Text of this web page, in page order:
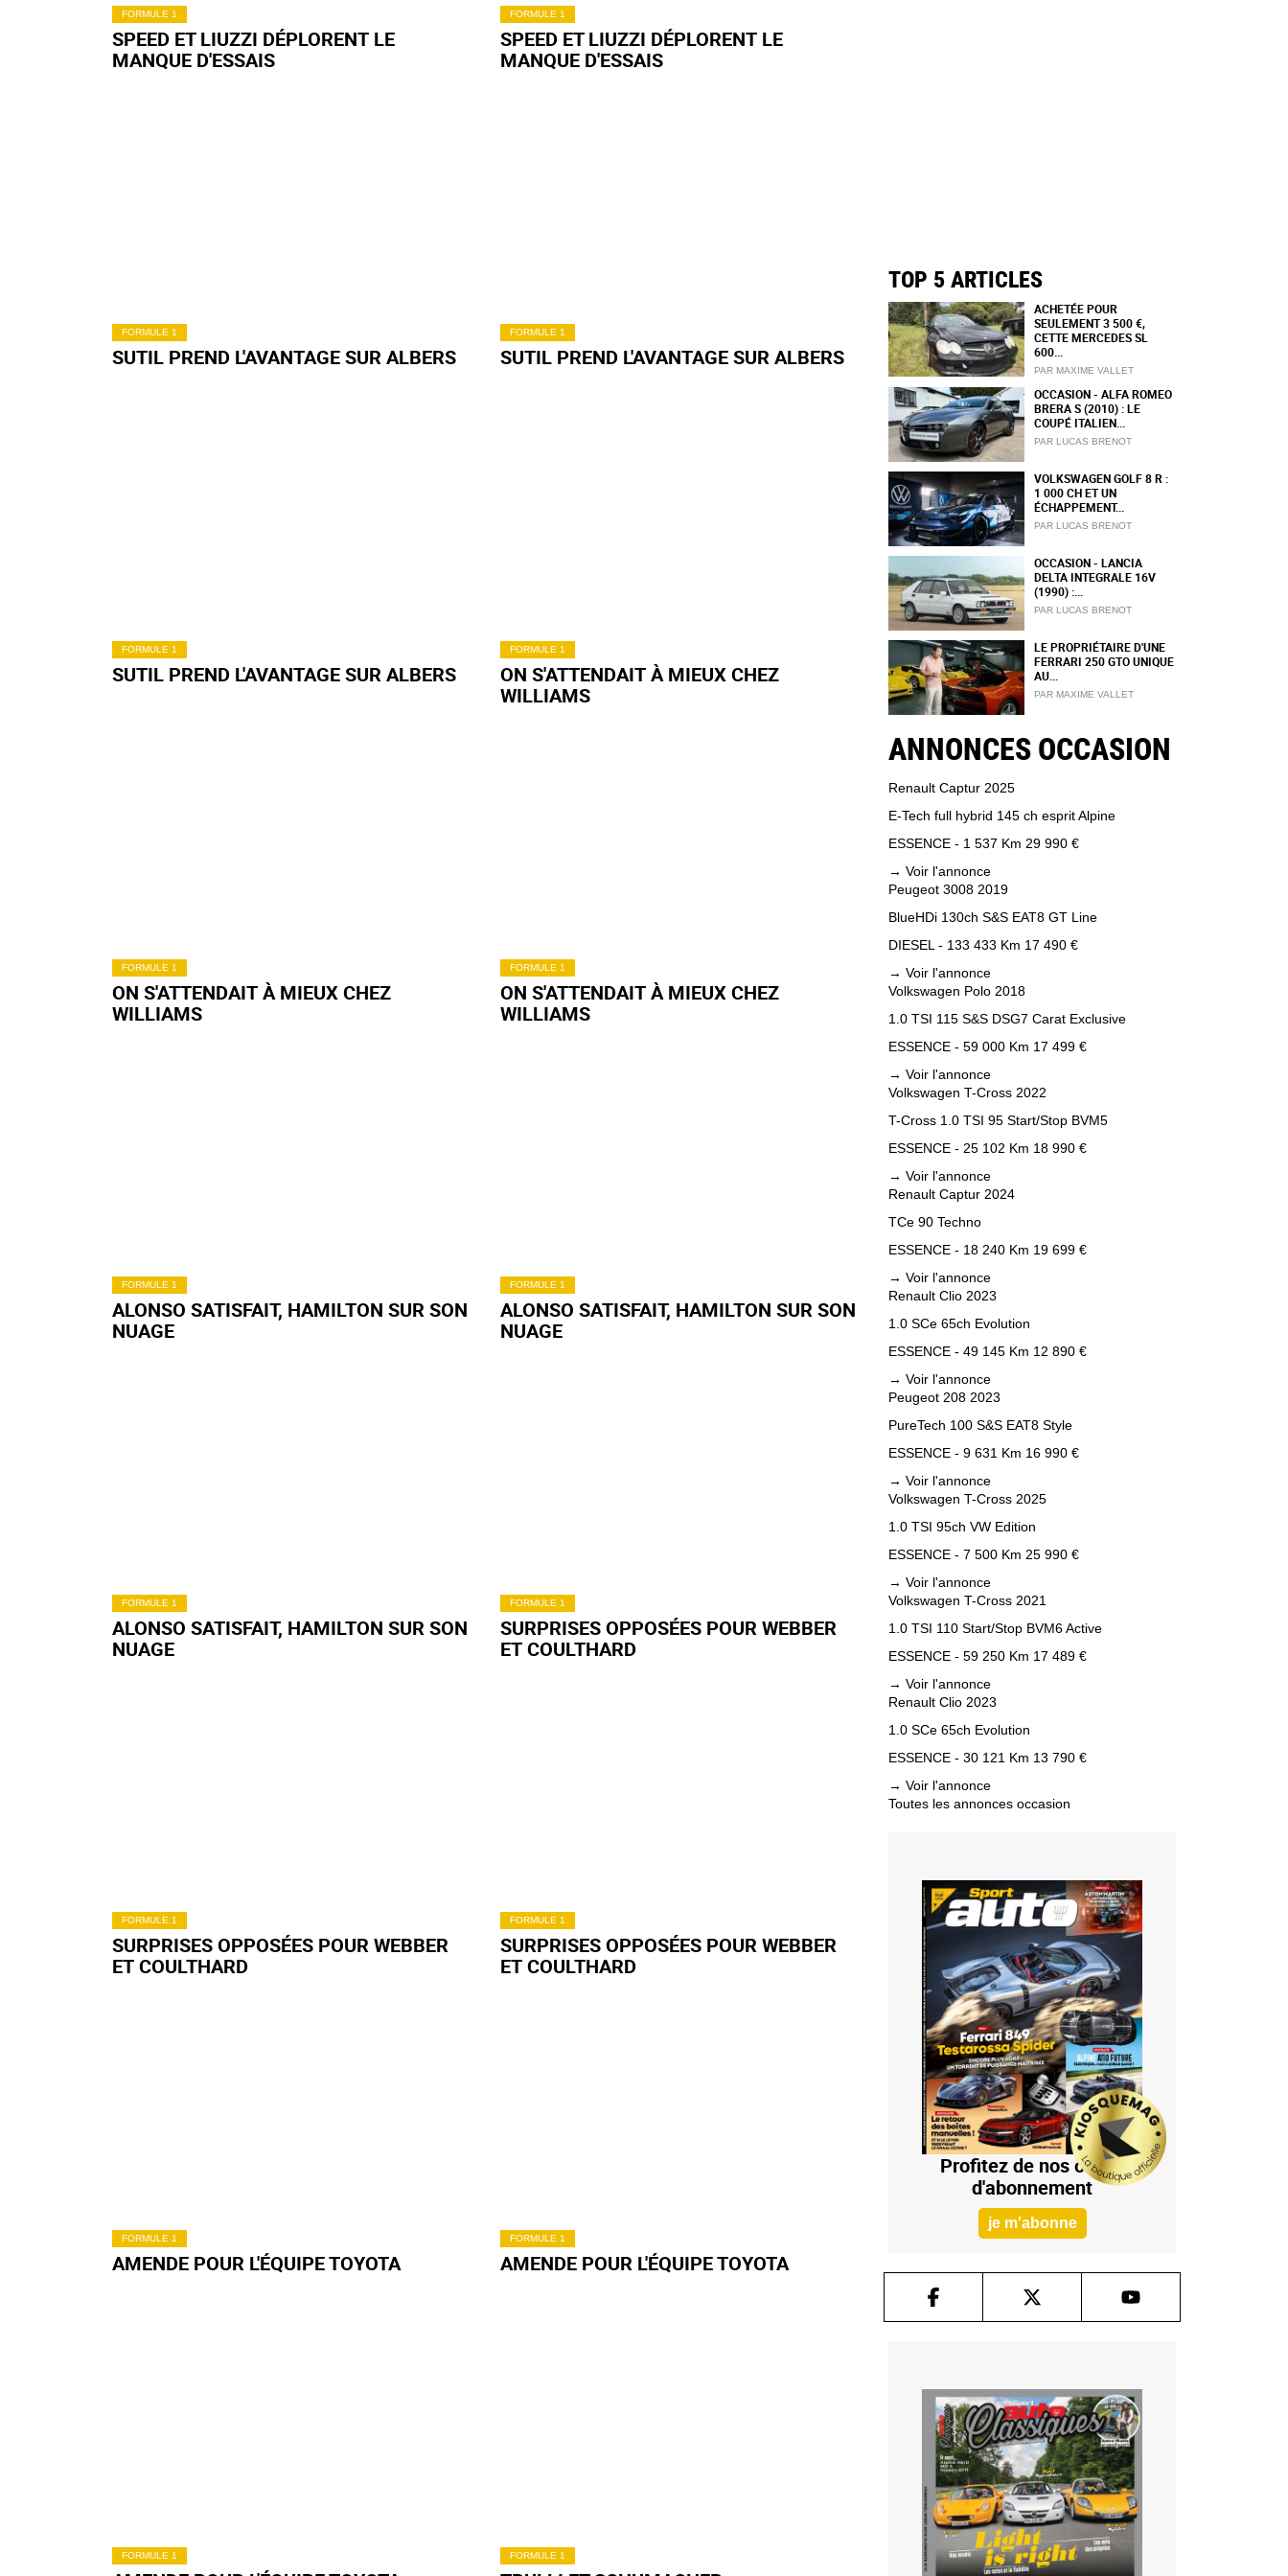
FORMULE 1
SPEED ET LIUZZI DÉPLORENT LE
MANQUE D'ESSAIS
FORMULE 1
SPEED ET LIUZZI DÉPLORENT LE
MANQUE D'ESSAIS
FORMULE 1
SUTIL PREND L'AVANTAGE SUR ALBERS
FORMULE 1
SUTIL PREND L'AVANTAGE SUR ALBERS
FORMULE 1
SUTIL PREND L'AVANTAGE SUR ALBERS
FORMULE 1
ON S'ATTENDAIT À MIEUX CHEZ
WILLIAMS
FORMULE 1
ON S'ATTENDAIT À MIEUX CHEZ
WILLIAMS
FORMULE 1
ON S'ATTENDAIT À MIEUX CHEZ
WILLIAMS
FORMULE 1
ALONSO SATISFAIT, HAMILTON SUR SON
NUAGE
FORMULE 1
ALONSO SATISFAIT, HAMILTON SUR SON
NUAGE
FORMULE 1
ALONSO SATISFAIT, HAMILTON SUR SON
NUAGE
FORMULE 1
SURPRISES OPPOSÉES POUR WEBBER
ET COULTHARD
FORMULE 1
SURPRISES OPPOSÉES POUR WEBBER
ET COULTHARD
FORMULE 1
SURPRISES OPPOSÉES POUR WEBBER
ET COULTHARD
FORMULE 1
AMENDE POUR L'ÉQUIPE TOYOTA
FORMULE 1
AMENDE POUR L'ÉQUIPE TOYOTA
FORMULE 1 FORMULE 1
TOP 5 ARTICLES
ACHETÉE POUR
SEULEMENT 3 500 €,
CETTE MERCEDES SL
600...
PAR MAXIME VALLET
OCCASION - ALFA ROMEO
BRERA S (2010) : LE
COUPÉ ITALIEN...
PAR LUCAS BRENOT
VOLKSWAGEN GOLF 8 R :
1 000 CH ET UN
ÉCHAPPEMENT...
PAR LUCAS BRENOT
OCCASION - LANCIA
DELTA INTEGRALE 16V
(1990) :...
PAR LUCAS BRENOT
LE PROPRIÉTAIRE D'UNE
FERRARI 250 GTO UNIQUE
AU...
PAR MAXIME VALLET
ANNONCES OCCASION
Renault Captur 2025
E-Tech full hybrid 145 ch esprit Alpine
ESSENCE - 1 537 Km 29 990 €
→ Voir l'annonce
Peugeot 3008 2019
BlueHDi 130ch S&S EAT8 GT Line
DIESEL - 133 433 Km 17 490 €
→ Voir l'annonce
Volkswagen Polo 2018
1.0 TSI 115 S&S DSG7 Carat Exclusive
ESSENCE - 59 000 Km 17 499 €
→ Voir l'annonce
Volkswagen T-Cross 2022
T-Cross 1.0 TSI 95 Start/Stop BVM5
ESSENCE - 25 102 Km 18 990 €
→ Voir l'annonce
Renault Captur 2024
TCe 90 Techno
ESSENCE - 18 240 Km 19 699 €
→ Voir l'annonce
Renault Clio 2023
1.0 SCe 65ch Evolution
ESSENCE - 49 145 Km 12 890 €
→ Voir l'annonce
Peugeot 208 2023
PureTech 100 S&S EAT8 Style
ESSENCE - 9 631 Km 16 990 €
→ Voir l'annonce
Volkswagen T-Cross 2025
1.0 TSI 95ch VW Edition
ESSENCE - 7 500 Km 25 990 €
→ Voir l'annonce
Volkswagen T-Cross 2021
1.0 TSI 110 Start/Stop BVM6 Active
ESSENCE - 59 250 Km 17 489 €
→ Voir l'annonce
Renault Clio 2023
1.0 SCe 65ch Evolution
ESSENCE - 30 121 Km 13 790 €
→ Voir l'annonce
Toutes les annonces occasion
Profitez de nos offres
d'abonnement
je m'abonne